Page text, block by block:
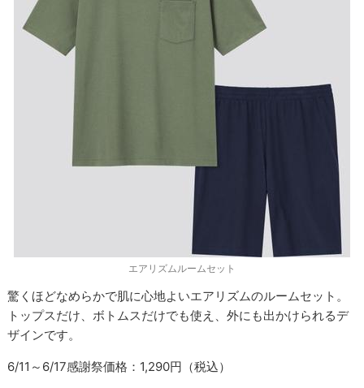
エアリズムルームセット
驚くほどなめらかで肌に心地よいエアリズムのルームセット。
トップスだけ、ボトムスだけでも使え、外にも出かけられるデ
ザインです。
6/11～6/17感謝祭価格：1,290円（税込）